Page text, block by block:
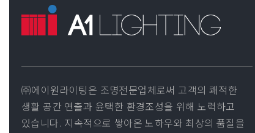
㈜에이원라이팅은 조명전문업체로써 고객의 쾌적한
생활 공간 연출과 윤택한 환경조성을 위해 노력하고
있습니다. 지속적으로 쌓아온 노하우와 최상의 품질을